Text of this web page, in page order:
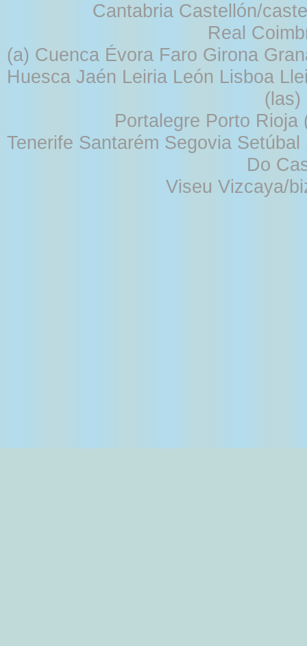
Cantabria Castellón/
Real
(a) Cuenca Évora Faro Girona
Huesca Jaén Leiria León Lisboa
Portalegre Porto
Tenerife Santarém Segovia
Do
Viseu Vizcaya/